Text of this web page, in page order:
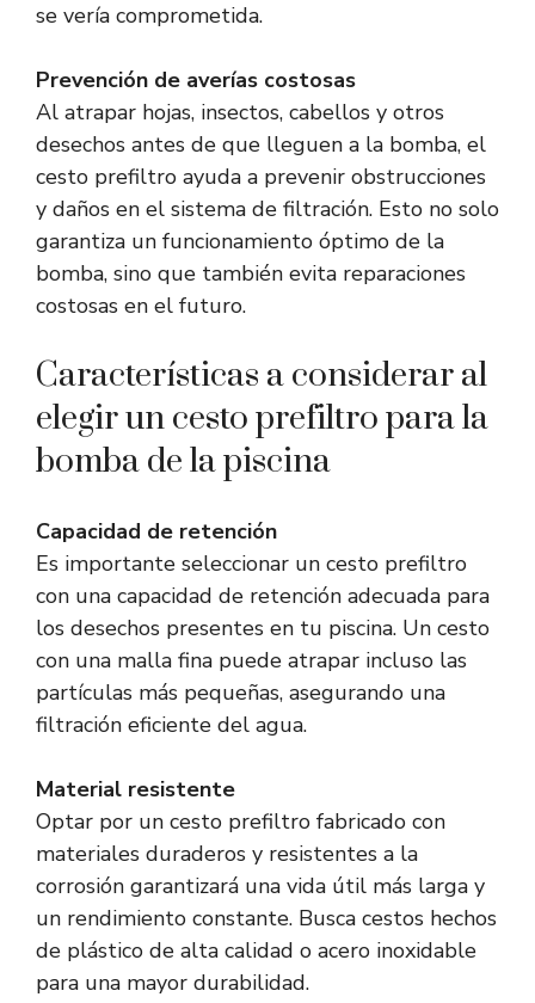
se vería comprometida.
Prevención de averías costosas
Al atrapar hojas, insectos, cabellos y otros
desechos antes de que lleguen a la bomba, el
cesto prefiltro ayuda a prevenir obstrucciones
y daños en el sistema de filtración. Esto no solo
garantiza un funcionamiento óptimo de la
bomba, sino que también evita reparaciones
costosas en el futuro.
Características a considerar al
elegir un cesto prefiltro para la
bomba de la piscina
Capacidad de retención
Es importante seleccionar un cesto prefiltro
con una capacidad de retención adecuada para
los desechos presentes en tu piscina. Un cesto
con una malla fina puede atrapar incluso las
partículas más pequeñas, asegurando una
filtración eficiente del agua.
Material resistente
Optar por un cesto prefiltro fabricado con
materiales duraderos y resistentes a la
corrosión garantizará una vida útil más larga y
un rendimiento constante. Busca cestos hechos
de plástico de alta calidad o acero inoxidable
para una mayor durabilidad.